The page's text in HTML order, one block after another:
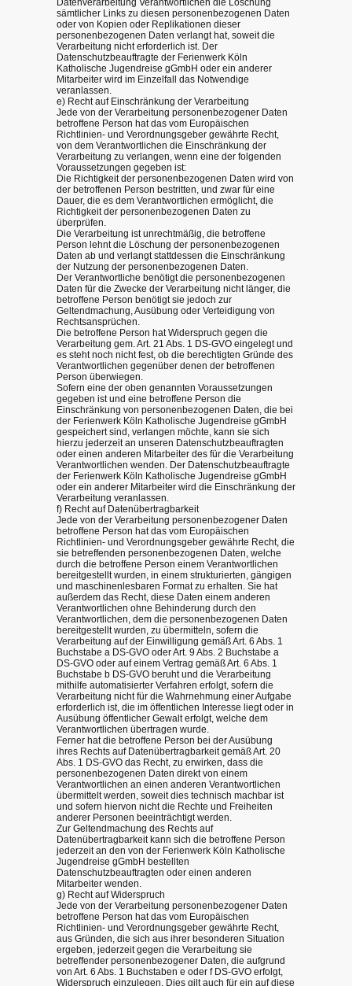
Datenverarbeitung Verantwortlichen die Löschung
sämtlicher Links zu diesen personenbezogenen Daten
oder von Kopien oder Replikationen dieser
personenbezogenen Daten verlangt hat, soweit die
Verarbeitung nicht erforderlich ist. Der
Datenschutzbeauftragte der Ferienwerk Köln
Katholische Jugendreise gGmbH oder ein anderer
Mitarbeiter wird im Einzelfall das Notwendige
veranlassen.
e) Recht auf Einschränkung der Verarbeitung
Jede von der Verarbeitung personenbezogener Daten
betroffene Person hat das vom Europäischen
Richtlinien- und Verordnungsgeber gewährte Recht,
von dem Verantwortlichen die Einschränkung der
Verarbeitung zu verlangen, wenn eine der folgenden
Voraussetzungen gegeben ist:
Die Richtigkeit der personenbezogenen Daten wird von
der betroffenen Person bestritten, und zwar für eine
Dauer, die es dem Verantwortlichen ermöglicht, die
Richtigkeit der personenbezogenen Daten zu
überprüfen.
Die Verarbeitung ist unrechtmäßig, die betroffene
Person lehnt die Löschung der personenbezogenen
Daten ab und verlangt stattdessen die Einschränkung
der Nutzung der personenbezogenen Daten.
Der Verantwortliche benötigt die personenbezogenen
Daten für die Zwecke der Verarbeitung nicht länger, die
betroffene Person benötigt sie jedoch zur
Geltendmachung, Ausübung oder Verteidigung von
Rechtsansprüchen.
Die betroffene Person hat Widerspruch gegen die
Verarbeitung gem. Art. 21 Abs. 1 DS-GVO eingelegt und
es steht noch nicht fest, ob die berechtigten Gründe des
Verantwortlichen gegenüber denen der betroffenen
Person überwiegen.
Sofern eine der oben genannten Voraussetzungen
gegeben ist und eine betroffene Person die
Einschränkung von personenbezogenen Daten, die bei
der Ferienwerk Köln Katholische Jugendreise gGmbH
gespeichert sind, verlangen möchte, kann sie sich
hierzu jederzeit an unseren Datenschutzbeauftragten
oder einen anderen Mitarbeiter des für die Verarbeitung
Verantwortlichen wenden. Der Datenschutzbeauftragte
der Ferienwerk Köln Katholische Jugendreise gGmbH
oder ein anderer Mitarbeiter wird die Einschränkung der
Verarbeitung veranlassen.
f) Recht auf Datenübertragbarkeit
Jede von der Verarbeitung personenbezogener Daten
betroffene Person hat das vom Europäischen
Richtlinien- und Verordnungsgeber gewährte Recht, die
sie betreffenden personenbezogenen Daten, welche
durch die betroffene Person einem Verantwortlichen
bereitgestellt wurden, in einem strukturierten, gängigen
und maschinenlesbaren Format zu erhalten. Sie hat
außerdem das Recht, diese Daten einem anderen
Verantwortlichen ohne Behinderung durch den
Verantwortlichen, dem die personenbezogenen Daten
bereitgestellt wurden, zu übermitteln, sofern die
Verarbeitung auf der Einwilligung gemäß Art. 6 Abs. 1
Buchstabe a DS-GVO oder Art. 9 Abs. 2 Buchstabe a
DS-GVO oder auf einem Vertrag gemäß Art. 6 Abs. 1
Buchstabe b DS-GVO beruht und die Verarbeitung
mithilfe automatisierter Verfahren erfolgt, sofern die
Verarbeitung nicht für die Wahrnehmung einer Aufgabe
erforderlich ist, die im öffentlichen Interesse liegt oder in
Ausübung öffentlicher Gewalt erfolgt, welche dem
Verantwortlichen übertragen wurde.
Ferner hat die betroffene Person bei der Ausübung
ihres Rechts auf Datenübertragbarkeit gemäß Art. 20
Abs. 1 DS-GVO das Recht, zu erwirken, dass die
personenbezogenen Daten direkt von einem
Verantwortlichen an einen anderen Verantwortlichen
übermittelt werden, soweit dies technisch machbar ist
und sofern hiervon nicht die Rechte und Freiheiten
anderer Personen beeinträchtigt werden.
Zur Geltendmachung des Rechts auf
Datenübertragbarkeit kann sich die betroffene Person
jederzeit an den von der Ferienwerk Köln Katholische
Jugendreise gGmbH bestellten
Datenschutzbeauftragten oder einen anderen
Mitarbeiter wenden.
g) Recht auf Widerspruch
Jede von der Verarbeitung personenbezogener Daten
betroffene Person hat das vom Europäischen
Richtlinien- und Verordnungsgeber gewährte Recht,
aus Gründen, die sich aus ihrer besonderen Situation
ergeben, jederzeit gegen die Verarbeitung sie
betreffender personenbezogener Daten, die aufgrund
von Art. 6 Abs. 1 Buchstaben e oder f DS-GVO erfolgt,
Widerspruch einzulegen. Dies gilt auch für ein auf diese